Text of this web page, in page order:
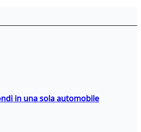
in una sola automobile